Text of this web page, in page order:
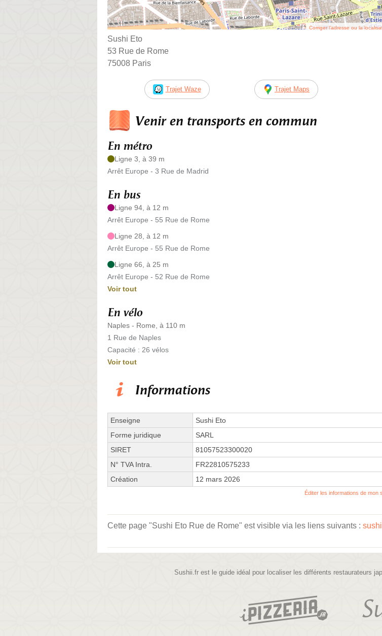
Corriger l’adresse ou la
Sushi Eto
53 Rue de Rome
75008 Paris
Trajet Waze Trajet Maps
Venir en transports en commun
En métro
Ligne 3, à 39 m
Arrêt Europe - 3 Rue de Madrid
En bus
Ligne 94, à 12 m
Arrêt Europe - 55 Rue de Rome
Ligne 28, à 12 m
Arrêt Europe - 55 Rue de Rome
Ligne 66, à 25 m
Arrêt Europe - 52 Rue de Rome
Voir tout
En vélo
Naples - Rome, à 110 m
1 Rue de Naples
Capacité : 26 vélos
Voir tout
Informations
Enseigne
Sushi Eto
Forme juridique
SARL
SIRET
81057523300020
N° TVA Intra.
FR22810575233
Création
12 mars 2026
Éditer les informations de mon
Cette page "Sushi Eto Rue de Rome" est visible via les liens suivants :
Sushii.fr est le guide idéal pour localiser les différents restaurateurs